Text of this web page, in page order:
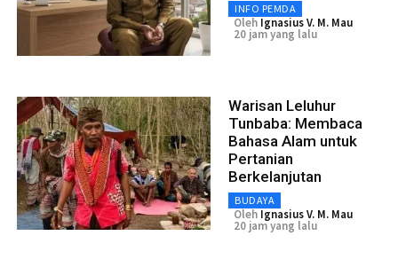
INFO PEMDA
Oleh Ignasius V. M. Mau
20 jam yang lalu
Warisan Leluhur
Tunbaba: Membaca
Bahasa Alam untuk
Pertanian
Berkelanjutan
BUDAYA
Oleh Ignasius V. M. Mau
20 jam yang lalu